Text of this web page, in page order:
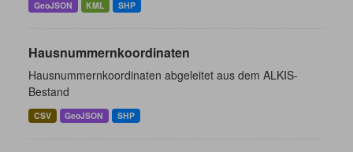
GeoJSON KML SHP
Hausnummernkoordinaten
Hausnummernkoordinaten abgeleitet aus dem ALKIS-
Bestand
CSV GeoJSON SHP